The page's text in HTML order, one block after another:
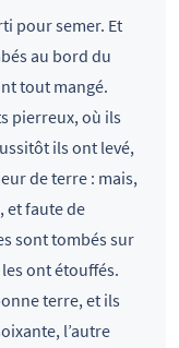
pour semer. Et
au bord du
tout mangé.
pierreux, où ils
ils ont levé,
de terre : mais,
et faute de
sont tombés sur
ont étouffés.
terre, et ils
l’autre